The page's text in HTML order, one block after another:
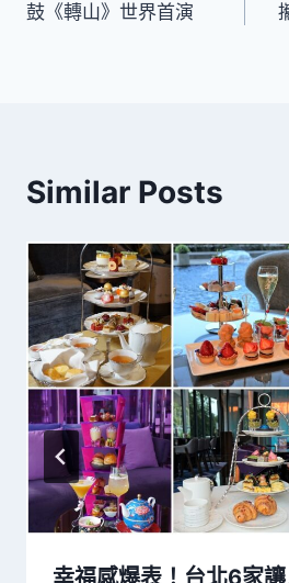
鼓《轉山》世界首演
Similar Posts
幸福感爆表！台北6家